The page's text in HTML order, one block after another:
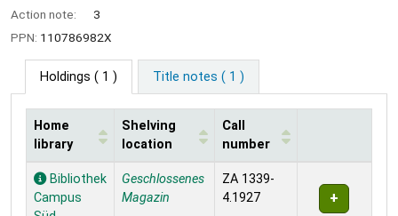
Action note:
3
PPN: 110786982X
Holdings ( 1 ) Title notes ( 1 )
Holdings
Home
library
Shelving
location
Call
number
Bibliothek
Campus
Geschlossenes
Magazin
ZA 1339-
4.1927